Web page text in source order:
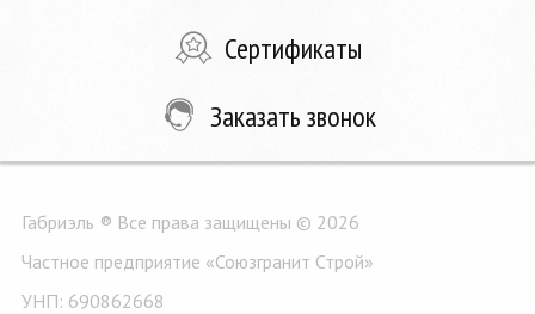
Сертификаты
Заказать звонок
Габриэль ® Все права защищены © 2026
Частное предприятие «Союзгранит Строй»
УНП: 690862668